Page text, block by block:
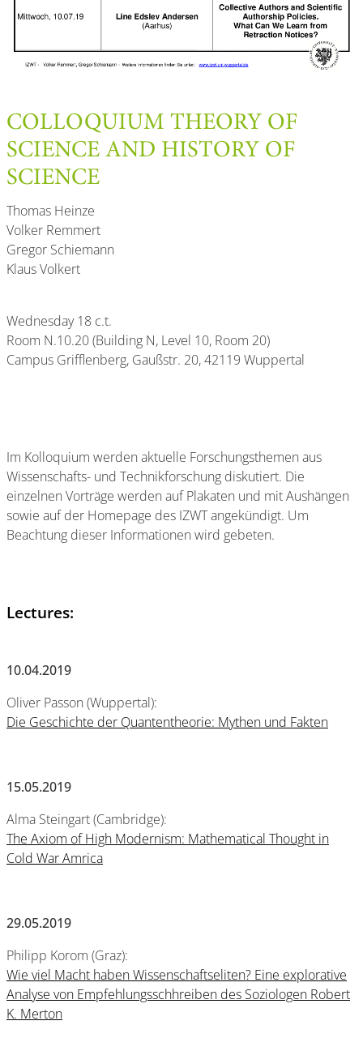
COLLOQUIUM THEORY OF
SCIENCE AND HISTORY OF
SCIENCE
Thomas Heinze
Volker Remmert
Gregor Schiemann
Klaus Volkert
Wednesday 18 c.t.
Room N.10.20 (Building N, Level 10, Room 20)
Campus Grifflenberg, Gaußstr. 20, 42119 Wuppertal
Im Kolloquium werden aktuelle Forschungsthemen aus
Wissenschafts- und Technikforschung diskutiert. Die
einzelnen Vorträge werden auf Plakaten und mit Aushängen
sowie auf der Homepage des IZWT angekündigt. Um
Beachtung dieser Informationen wird gebeten.
Lectures:
10.04.2019
Oliver Passon (Wuppertal):
Die Geschichte der Quantentheorie: Mythen und Fakten
15.05.2019
Alma Steingart (Cambridge):
The Axiom of High Modernism: Mathematical Thought in
Cold War Amrica
29.05.2019
Philipp Korom (Graz):
Wie viel Macht haben Wissenschaftseliten? Eine explorative
Analyse von Empfehlungsschhreiben des Soziologen Robert
K. Merton